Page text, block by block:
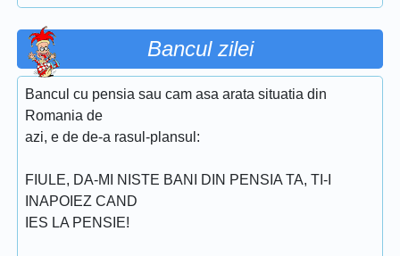
Bancul zilei
Bancul cu pensia sau cam asa arata situatia din
Romania de
azi, e de de-a rasul-plansul:
FIULE, DA-MI NISTE BANI DIN PENSIA TA, TI-I
INAPOIEZ CAND
IES LA PENSIE!